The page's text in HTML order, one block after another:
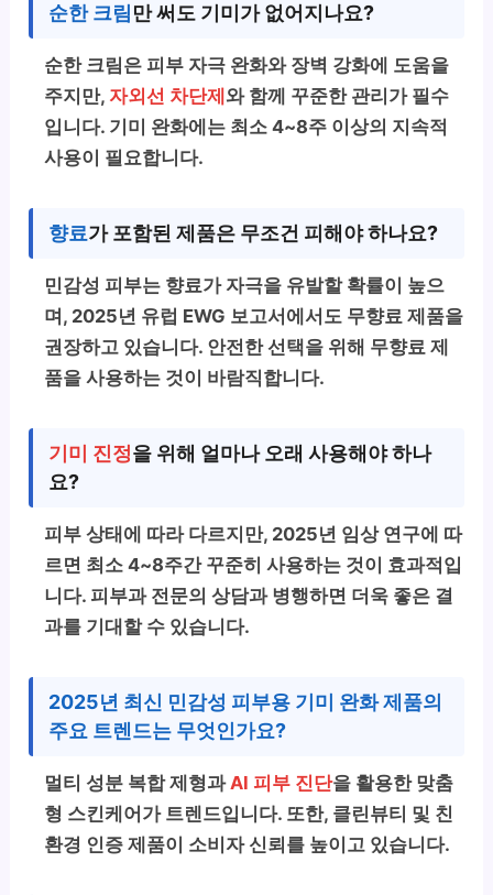
순한 크림만 써도 기미가 없어지나요?
순한 크림은 피부 자극 완화와 장벽 강화에 도움을
주지만, 자외선 차단제와 함께 꾸준한 관리가 필수
입니다. 기미 완화에는 최소 4~8주 이상의 지속적
사용이 필요합니다.
향료가 포함된 제품은 무조건 피해야 하나요?
민감성 피부는 향료가 자극을 유발할 확률이 높으
며, 2025년 유럽 EWG 보고서에서도 무향료 제품을
권장하고 있습니다. 안전한 선택을 위해 무향료 제
품을 사용하는 것이 바람직합니다.
기미 진정을 위해 얼마나 오래 사용해야 하나
요?
피부 상태에 따라 다르지만, 2025년 임상 연구에 따
르면 최소 4~8주간 꾸준히 사용하는 것이 효과적입
니다. 피부과 전문의 상담과 병행하면 더욱 좋은 결
과를 기대할 수 있습니다.
2025년 최신 민감성 피부용 기미 완화 제품의
주요 트렌드는 무엇인가요?
멀티 성분 복합 제형과 AI 피부 진단을 활용한 맞춤
형 스킨케어가 트렌드입니다. 또한, 클린뷰티 및 친
환경 인증 제품이 소비자 신뢰를 높이고 있습니다.